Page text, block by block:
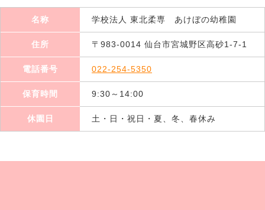
名称 学校法人 東北柔専 あけぼの幼稚園
住所 〒983-0014 仙台市宮城野区高砂1-7-1
電話番号 022-254-5350
保育時間 9:30～14:00
休園日 土・日・祝日・夏、冬、春休み